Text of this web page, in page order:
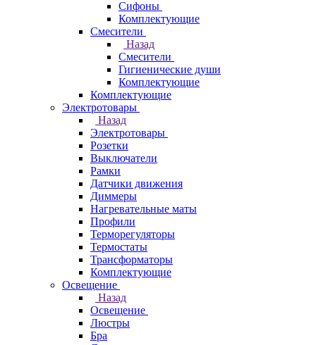
Сифоны
Комплектующие
Смесители
Назад
Смесители
Гигиенические души
Комплектующие
Комплектующие
Электротовары
Назад
Электротовары
Розетки
Выключатели
Рамки
Датчики движения
Диммеры
Нагревательные маты
Профили
Терморегуляторы
Термостаты
Трансформаторы
Комплектующие
Освещение
Назад
Освещение
Люстры
Бра